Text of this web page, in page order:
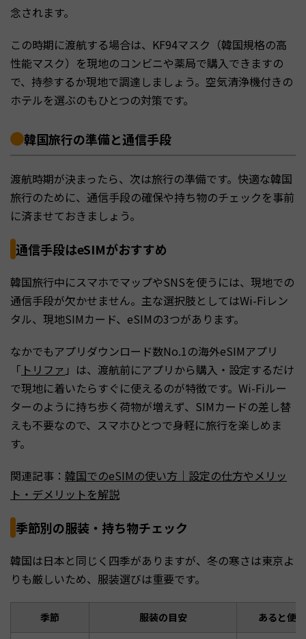
念されます。
この時期に渡航する場合は、KF94マスク（韓国規格の高
性能マスク）を現地のコンビニや薬局で購入できますの
で、持参するか現地で調達しましょう。空気清浄機付きの
ホテルを選ぶのもひとつの対策です。
韓国旅行の準備と通信手段
渡航時期が決まったら、次は旅行の準備です。快適な韓国
旅行のために、通信手段の確保や持ち物のチェックを事前
に済ませておきましょう。
通信手段はeSIMがおすすめ
韓国旅行中にスマホでマップやSNSを使うには、現地での
通信手段が欠かせません。主な選択肢としてはWi-Fiレン
タル、現地SIMカード、eSIMの3つがあります。
なかでもアプリダウンロード数No.1の海外eSIMアプリ
「 トリファ 」は、渡航前にアプリから購入・設定するだけ
で現地に着いたらすぐに使えるのが特徴です。Wi-Fiルー
ターのように持ち歩く荷物が増えず、SIMカードの差し替
えも不要なので、スマホひとつで身軽に旅行を楽しめま
す。
関連記事： 韓国でのeSIMの使い方｜設定の仕方やメリッ
ト・デメリットを解説
季節別の服装・持ち物チェック
韓国は日本と同じく四季がありますが、冬の寒さは東京よ
りも厳しいため、服装選びは重要です。
季節 服装の目安 あると便